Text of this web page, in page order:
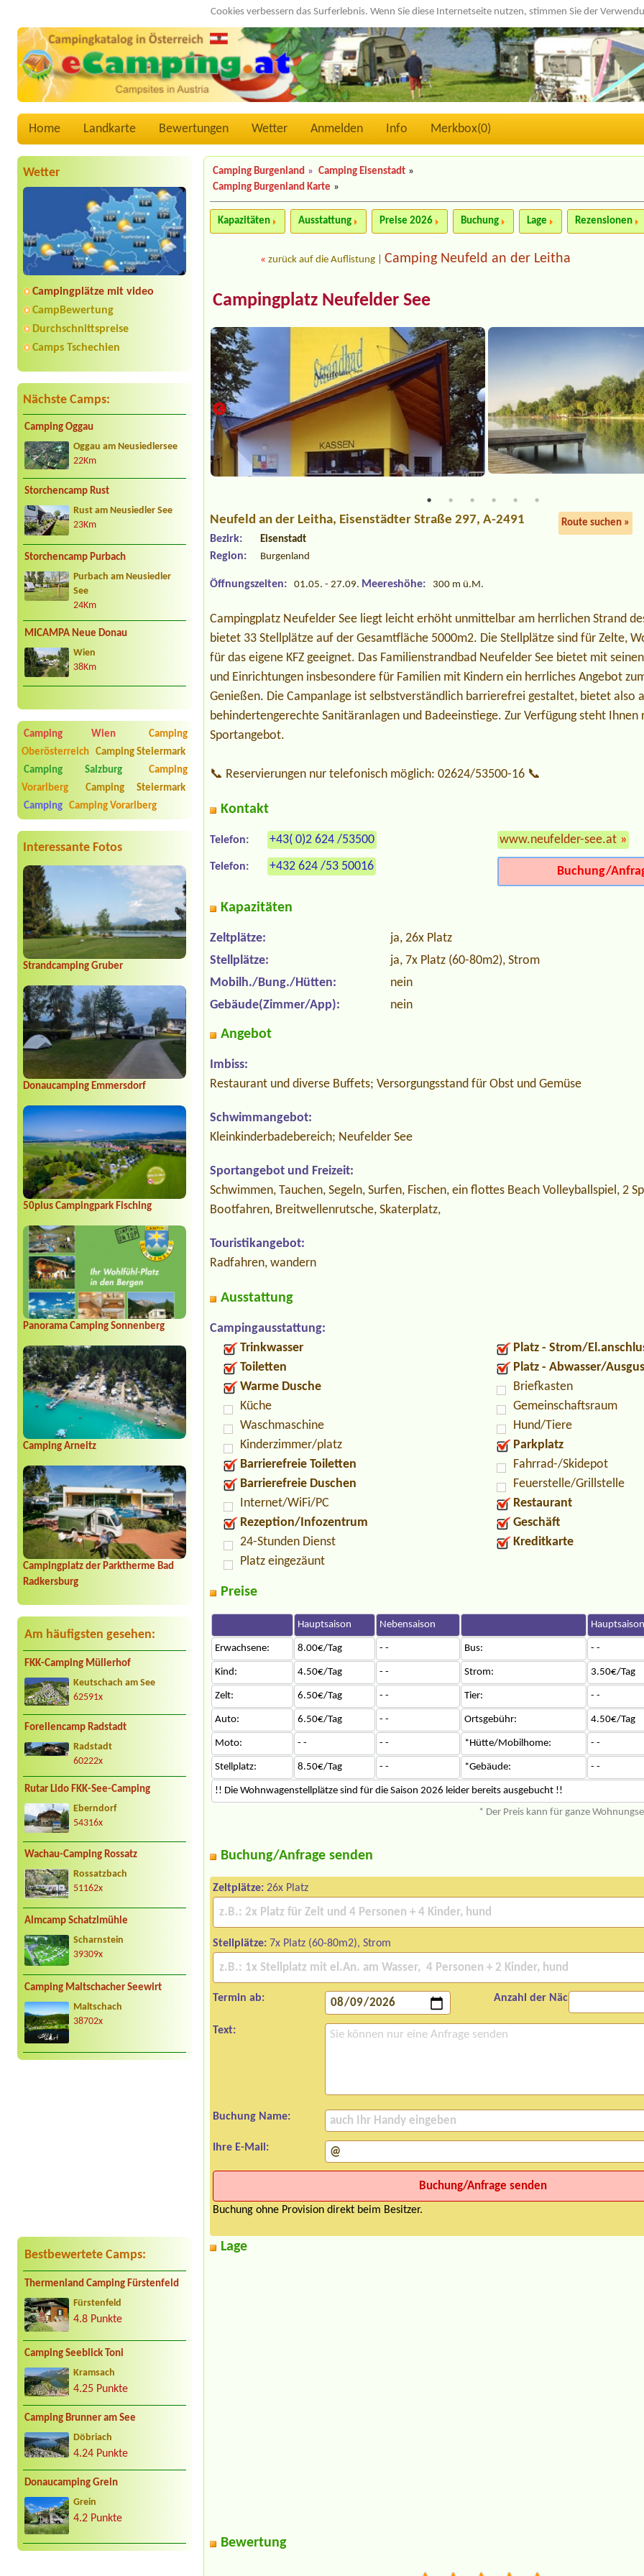
Cookies verbessern das Surferlebnis. Wenn Sie diese Internetseite nutzen, stimmen Sie der
Home Landkarte Bewertungen Wetter Anmelden Info Merkbox(0)
Wetter
Campingplätze mit video
CampBewertung
Durchschnittspreise
Camps Tschechien
Nächste Camps:
Camping Oggau
Oggau am Neusiedlersee
22Km
Storchencamp Rust
Rust am Neusiedler See
23Km
Storchencamp Purbach
Purbach am Neusiedler
See
24Km
MICAMPA Neue Donau
Wien
38Km
Camping Wien
Camping
Oberösterreich
Camping Steiermark
Camping Salzburg
Camping
Vorarlberg
Camping Steiermark
Camping Camping Vorarlberg
Interessante Fotos
Strandcamping Gruber
Donaucamping Emmersdorf
50plus Campingpark Fisching
Panorama Camping Sonnenberg
Camping Arneitz
Campingplatz der Parktherme Bad
Radkersburg
Am häufigsten gesehen:
FKK-Camping Müllerhof
Keutschach am See
62591x
Forellencamp Radstadt
Radstadt
60222x
Rutar Lido FKK-See-Camping
Eberndorf
54316x
Wachau-Camping Rossatz
Rossatzbach
51162x
Almcamp Schatzlmühle
Scharnstein
39309x
Camping Maltschacher Seewirt
Maltschach
38702x
Bestbewertete Camps:
Thermenland Camping Fürstenfeld
Fürstenfeld
4.8 Punkte
Camping Seeblick Toni
Kramsach
4.25 Punkte
Camping Brunner am See
Döbriach
4.24 Punkte
Donaucamping Grein
Grein
4.2 Punkte
Camping Burgenland » Camping Eisenstadt »
Camping Burgenland Karte »
Kapazitäten Ausstattung Preise 2026 Buchung Lage Rezensionen
«zurück auf die Auflistung |Camping Neufeld an der Leitha
Campingplatz Neufelder See
Neufeld an der Leitha, Eisenstädter Straße 297, A-2491 Route suchen »
Bezirk: Eisenstadt
Region: Burgenland
Öffnungszeiten: 01.05. - 27.09. Meereshöhe: 300 m ü.M.
Campingplatz Neufelder See liegt leicht erhöht unmittelbar am herrlichen Strand
bietet 33 Stellplätze auf der Gesamtfläche 5000m2. Die Stellplätze sind für Zelte,
für das eigene KFZ geeignet. Das Familienstrandbad Neufelder See bietet mit
und Einrichtungen insbesondere für Familien mit Kindern ein herrliches Angebot
Genießen. Die Campanlage ist selbstverständlich barrierefrei gestaltet, bietet also
behindertengerechte Sanitäranlagen und Badeeinstiege. Zur Verfügung steht Ihnen
Sportangebot.
📞 Reservierungen nur telefonisch möglich: 02624/53500-16 📞
Kontakt
Telefon: +43( 0)2 624 /53500
Telefon: +432 624 /53 50016
www.neufelder-see.at »
Buchung/
Kapazitäten
Zeltplätze:
ja, 26x Platz
Stellplätze:
ja, 7x Platz (60-80m2), Strom
Mobilh./Bung./Hütten:
nein
Gebäude(Zimmer/App):
nein
Angebot
Imbiss:
Restaurant und diverse Buffets; Versorgungsstand für Obst und Gemüse
Schwimmangebot:
Kleinkinderbadebereich; Neufelder See
Sportangebot und Freizeit:
Schwimmen, Tauchen, Segeln, Surfen, Fischen, ein flottes Beach Volleyballspiel, 2
Bootfahren, Breitwellenrutsche, Skaterplatz,
Touristikangebot:
Radfahren, wandern
Ausstattung
Campingausstattung:
Trinkwasser
Toiletten
Warme Dusche
Küche
Waschmaschine
Kinderzimmer/platz
Barrierefreie Toiletten
Barrierefreie Duschen
Internet/WiFi/PC
Rezeption/Infozentrum
24-Stunden Dienst
Platz eingezäunt
Platz - Strom/
Platz - Abwasser/
Briefkasten
Gemeinschaftsraum
Hund/Tiere
Parkplatz
Fahrrad-/Skidepot
Feuerstelle/Grillstelle
Restaurant
Geschäft
Kreditkarte
Preise
Hauptsaison Nebensaison Hauptsaison
Erwachsene: 8.00€/Tag - - Bus: - -
Kind: 4.50€/Tag - - Strom: 3.50€/Tag
Zelt: 6.50€/Tag - - Tier: - -
Auto: 6.50€/Tag - - Ortsgebühr: 4.50€/Tag
Moto: - - - - *Hütte/Mobilhome: - -
Stellplatz: 8.50€/Tag - - *Gebäude: - -
!! Die Wohnwagenstellplätze sind für die Saison 2026 leider bereits ausgebucht !!
* Der Preis kann für ganze
Buchung/Anfrage senden
Zeltplätze: 26x Platz
Stellplätze: 7x Platz (60-80m2), Strom
Termin ab: Anzahl der Nächte:
Text:
Buchung Name:
Ihre E-Mail:
Buchung ohne Provision direkt beim Besitzer.
Lage
Bewertung